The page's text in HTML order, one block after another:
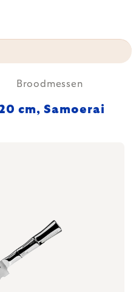
Broodmessen
cm, Samoerai